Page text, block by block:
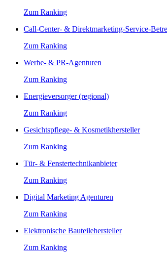
Zum Ranking
Call-Center- & Direktmarketing-Service-
Zum Ranking
Werbe- & PR-Agenturen
Zum Ranking
Energieversorger (regional)
Zum Ranking
Gesichtspflege- & Kosmetikhersteller
Zum Ranking
Tür- & Fenstertechnikanbieter
Zum Ranking
Digital Marketing Agenturen
Zum Ranking
Elektronische Bauteilehersteller
Zum Ranking